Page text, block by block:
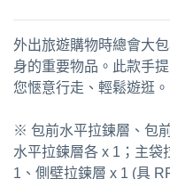
外出旅遊購物時總會大
身的重要物品。此款手
您愜意行走、輕鬆遊逛。
※ 包前水平拉鍊層、包
水平拉鍊層各 x 1；主袋
1、側壁拉鍊層 x 1 (具